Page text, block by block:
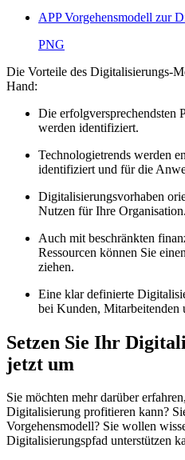
APP Vorgehensmodell zur
PNG
Die Vorteile des Digitalisierungs-
Hand:
Die erfolgversprechendsten
werden identifiziert.
Technologietrends werden
identifiziert und für die
Digitalisierungsvorhaben
Nutzen für Ihre Organisation.
Auch mit beschränkten
Ressourcen können Sie
ziehen.
Eine klar definierte
bei Kunden, Mitarbeitenden
Setzen Sie Ihr
jetzt um
Sie möchten mehr darüber
Digitalisierung profitieren kann?
Vorgehensmodell? Sie wollen
Digitalisierungspfad unterstützen